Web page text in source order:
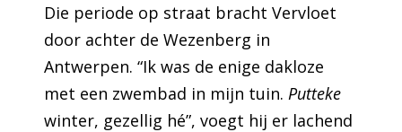
Die periode op straat bracht Vervloet
door achter de Wezenberg in
Antwerpen. “Ik was de enige dakloze
met een zwembad in mijn tuin.Putteke
winter, gezellig hé”, voegt hij er lachend